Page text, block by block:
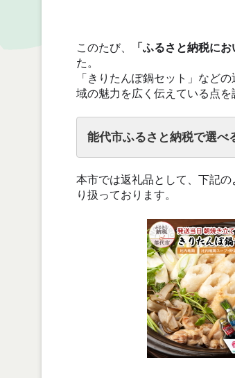
このたび、 「ふるさと納税に
た。
「きりたんぽ鍋セット」など
域の魅力を広く伝えている点を
能代市ふるさと納税で選べ
本市では返礼品として、下記
り扱っております。